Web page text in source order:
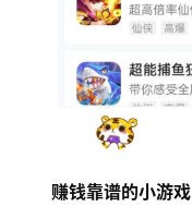
赚钱靠谱的小游戏